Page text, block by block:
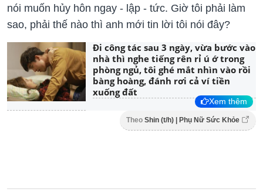
nói muốn hủy hôn ngay - lập - tức. Giờ tôi phải làm
sao, phải thế nào thì anh mới tin lời tôi nói đây?
Đi công tác sau 3 ngày, vừa bước vào
nhà thì nghe tiếng rên rỉ ú ớ trong
phòng ngủ, tôi ghé mắt nhìn vào rồi
bàng hoàng, đánh rơi cả ví tiền
xuống đất
Xem thêm
Theo Shin (t/h) | Phụ Nữ Sức Khỏe